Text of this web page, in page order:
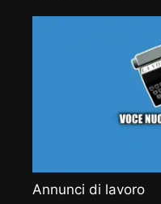
Annunci di lavoro